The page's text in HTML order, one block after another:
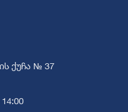
ქუჩა № 37